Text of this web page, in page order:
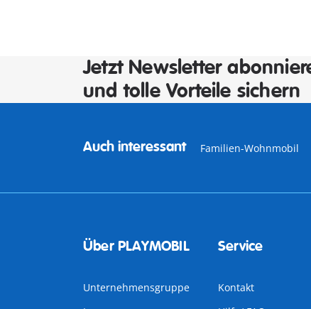
Jetzt Newsletter
und tolle Vorteile sichern
Auch interessant Familien-Wohnmobil
Über PLAYMOBIL
Unternehmensgruppe
Service
Kontakt